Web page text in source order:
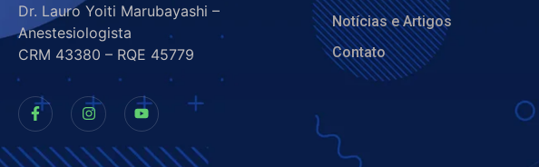
Dr. Lauro Yoiti Marubayashi –
Anestesiologista
CRM 43380 – RQE 45779
Notícias e Artigos
Contato